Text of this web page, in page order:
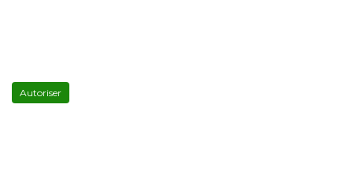
Autoriser